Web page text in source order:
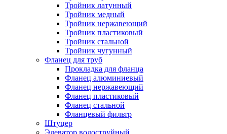
Тройник латунный
Тройник медный
Тройник нержавеющий
Тройник пластиковый
Тройник стальной
Тройник чугунный
Фланец для труб
Прокладка для фланца
Фланец алюминиевый
Фланец нержавеющий
Фланец пластиковый
Фланец стальной
Фланцевый фильтр
Штуцер
Элеватор водоструйный